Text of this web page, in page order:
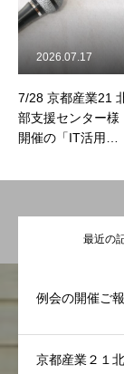
7/28 京都産業21
部支援センター様
開催の「IT活用研
参加いたします
2026.07.17
最近の
例会の開催ご
京都産業２１